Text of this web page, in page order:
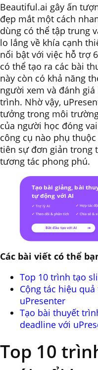
Beautiful.ai gây ấn
đẹp mắt một cách
dùng có thể tập trung
lo lắng về khía cạnh
nổi bật với việc hỗ trợ
có thể tạo ra các bài
này còn có khả năng
người xem và đánh
trình. Nhờ vậy,
tưởng trong môi
của người học đóng
công cụ nào phụ
tiên sự đơn giản trong
tương tác phong phú.
Các bài viết có thể
Top 10 trình tạo
Cộng tác hiệu
uPresenter
Tạo bài thuyết
deadline với
Top 10